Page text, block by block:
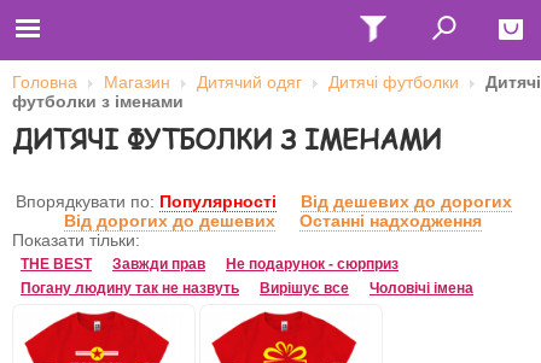
Главная
Толстовки (кенгурушки)
Свитшоты
Лонгсливы
Бейсболки
Ветровки
Оплата и доставка
Сотрудничество
Головна Магазин Дитячий одяг Дитячі футболки
Дитячі
футболки з іменами
ДИТЯЧІ ФУТБОЛКИ З ІМЕНАМИ
Впорядкувати по: Популярності
Від дешевих до дорогих
Від дорогих до дешевих
Останні надходження
Показати тільки:
THE BEST Завжди прав
Не подарунок - сюрприз
Погану людину так не назвуть
Вирішує все Чоловічі імена